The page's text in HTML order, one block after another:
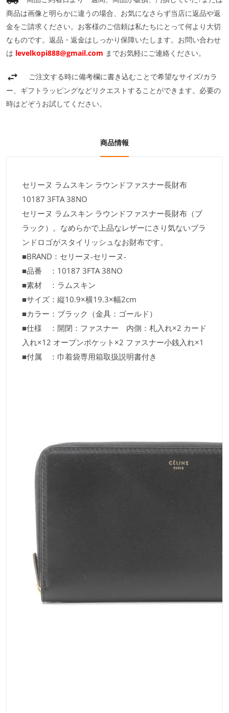
商品は画像と明らかに違うの場合、お気になさらず当店に返品や返
金をご請求ください。お客様のご信頼は私たちにとって何より大切
なものです。返品・返金はしっかり保障いたします。お問い合わせ
は levelkopi888@gmail.com までお気軽にご連絡ください。
ご注文する時に備考欄に書き込むことで希望なサイズ/カラ
ー、ギフトラッピングなどリクエストすることができます。必要の
時はどぞうお試してください。
商品情報
セリーヌ ラムスキン ラウンドファスナー長財布
10187 3FTA 38NO
セリーヌ ラムスキン ラウンドファスナー長財布（ブ
ラック）。なめらかで上品なレザーにさり気ないブラ
ンドロゴがスタイリッシュなお財布です。
■BRAND：セリーヌ-セリーヌ-
■品番 ：10187 3FTA 38NO
■素材 ：ラムスキン
■サイズ：縦10.9×横19.3×幅2cm
■カラー：ブラック（金具：ゴールド）
■仕様 ：開閉：ファスナー 内側：札入れ×2 カード
入れ×12 オープンポケット×2 ファスナー小銭入れ×1
■付属 ：巾着袋専用箱取扱説明書付き